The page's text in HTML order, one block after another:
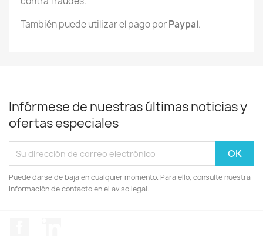
También puede utilizar el pago porPaypal.
Infórmese de nuestras últimas noticias y
ofertas especiales
Puede darse de baja en cualquier momento. Para ello, consulte nuestra
información de contacto en el aviso legal.